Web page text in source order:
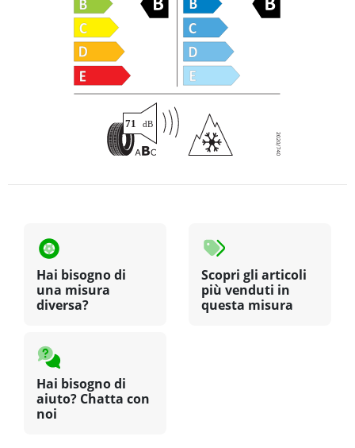
Hai bisogno di
una misura
diversa?
Scopri gli articoli
più venduti in
questa misura
Hai bisogno di
aiuto? Chatta con
noi